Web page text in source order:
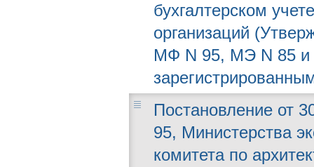
бухгалтерском
организаций
МФ N 95, МЭ N 85 и
Постановление от
95, Министерства
комитета по